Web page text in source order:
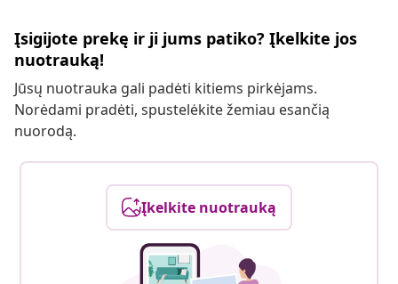
Įsigijote prekę ir ji jums patiko? Įkelkite jos
nuotrauką!
Jūsų nuotrauka gali padėti kitiems pirkėjams.
Norėdami pradėti, spustelėkite žemiau esančią
nuorodą.
Įkelkite nuotrauką